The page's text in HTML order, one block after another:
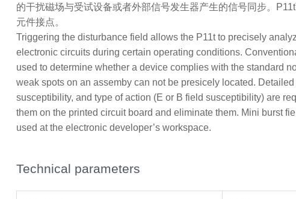
的干扰磁场与受试设备或者外部信号发生器产生的信号同步。
元件接点。
Triggering the disturbance field allows the P11t to precisely
electronic circuits during certain operating conditions.
used to determine whether a device complies with the standard
weak spots on an assemby can not be presicely located.
susceptibility, and type of action (E or B field susceptibility) are
them on the printed circuit board and eliminate them. Mini burst
used at the electronic developer’s workspace.
Technical parameters